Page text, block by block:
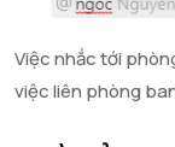
Việc nhắc tới
việc liên phòng